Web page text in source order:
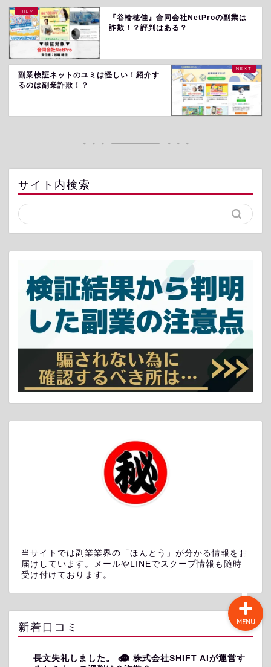
『谷輪穂佳』合同会社NetProの副業は
詐欺！？評判はある？
副業検証ネットのユミは怪しい！紹介す
るのは副業詐欺！？
サイト内検索
当サイトでは副業業界の「ほんとう」が分かる情報をお
届けしています。メールやLINEでスクープ情報も随時
受け付けております。
新着口コミ
長文失礼しました。 on 株式会社SHIFT AIが運営す
MENU
プロフィール